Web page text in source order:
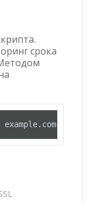
срока
example.com -